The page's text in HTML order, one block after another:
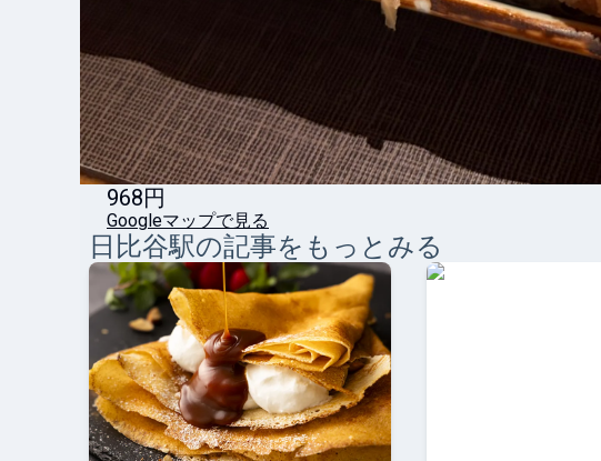
968円
Googleマップで見る
日比谷駅の記事をもっとみる